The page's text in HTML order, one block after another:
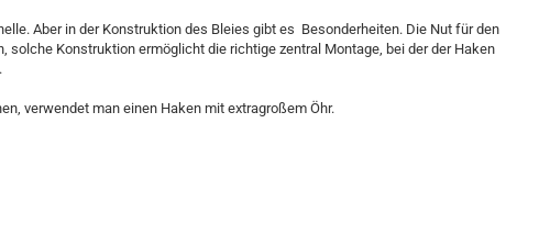
Aber in der Konstruktion des Bleies gibt es Besonderheiten. Die Nut für den
solche Konstruktion ermöglicht die richtige zentral Montage, bei der der Haken
verwendet man einen Haken mit extragroßem Öhr.